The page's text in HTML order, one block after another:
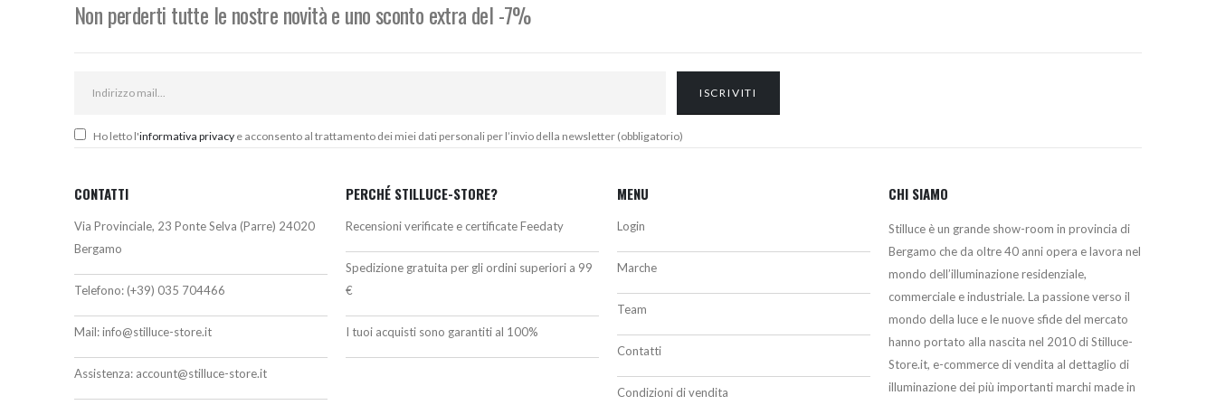
Non perderti tutte le nostre novità e uno sconto extra del -7%
Ho letto l'informativa privacy e acconsento al trattamento dei miei dati personali per l’invio della newsletter (obbligatorio)
CONTATTI
Via Provinciale, 23 Ponte Selva (Parre) 24020
Bergamo
Telefono: (+39) 035 704466
Mail:info@stilluce-store.it
Assistenza: account@stilluce-store.it
PERCHÉ STILLUCE-STORE?
Recensioni verificate e certificate Feedaty
Spedizione gratuita per gli ordini superiori a 99
€
I tuoi acquisti sono garantiti al 100%
MENU
Login
Marche
Team
Contatti
Condizioni di vendita
CHI SIAMO
Stilluce è un grande show-room in provincia di
Bergamo che da oltre 40 anni opera e lavora nel
mondo dell’illuminazione residenziale,
commerciale e industriale. La passione verso il
mondo della luce e le nuove sfide del mercato
hanno portato alla nascita nel 2010 di Stilluce-
Store.it, e-commerce di vendita al dettaglio di
illuminazione dei più importanti marchi made in